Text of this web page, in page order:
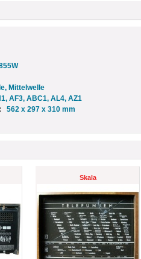
Mittelwelle
AF3, ABC1, AL4, AZ1
562 x 297 x 310 mm
Skala